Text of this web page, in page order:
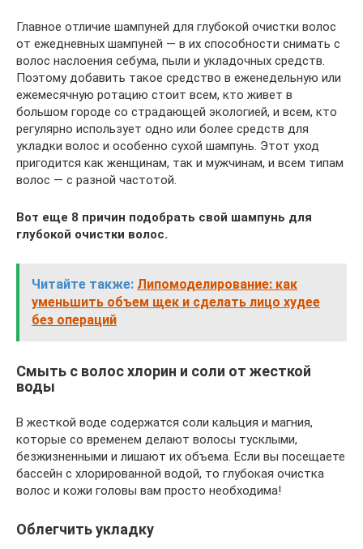
Главное отличие шампуней для глубокой очистки волос
от ежедневных шампуней — в их способности снимать с
волос наслоения себума, пыли и укладочных средств.
Поэтому добавить такое средство в еженедельную или
ежемесячную ротацию стоит всем, кто живет в
большом городе со страдающей экологией, и всем, кто
регулярно использует одно или более средств для
укладки волос и особенно сухой шампунь. Этот уход
пригодится как женщинам, так и мужчинам, и всем типам
волос — с разной частотой.
Вот еще 8 причин подобрать свой шампунь для
глубокой очистки волос.
Читайте также: Липомоделирование: как
уменьшить объем щек и сделать лицо худее
без операций
Смыть с волос хлорин и соли от жесткой
воды
В жесткой воде содержатся соли кальция и магния,
которые со временем делают волосы тусклыми,
безжизненными и лишают их объема. Если вы посещаете
бассейн с хлорированной водой, то глубокая очистка
волос и кожи головы вам просто необходима!
Облегчить укладку